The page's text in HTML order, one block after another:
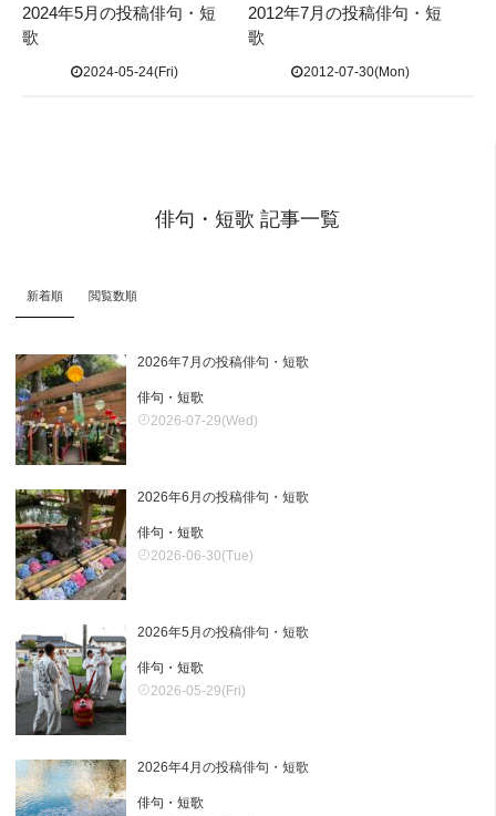
2024年5月の投稿俳句・短
歌
2024-05-24(Fri)
2012年7月の投稿俳句・短
歌
2012-07-30(Mon)
俳句・短歌 記事一覧
新着順 閲覧数順
2026年7月の投稿俳句・短歌
俳句・短歌
2026-07-29(Wed)
2026年6月の投稿俳句・短歌
俳句・短歌
2026-06-30(Tue)
2026年5月の投稿俳句・短歌
俳句・短歌
2026-05-29(Fri)
2026年4月の投稿俳句・短歌
俳句・短歌